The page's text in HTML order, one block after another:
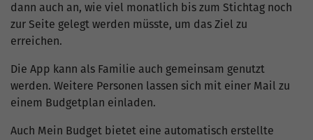
dann auch an, wie viel monatlich bis zum Stichtag noch
zur Seite gelegt werden müsste, um das Ziel zu
erreichen.
Die App kann als Familie auch gemeinsam genutzt
werden. Weitere Personen lassen sich mit einer Mail zu
einem Budgetplan einladen.
Auch Mein Budget bietet eine automatisch erstellte